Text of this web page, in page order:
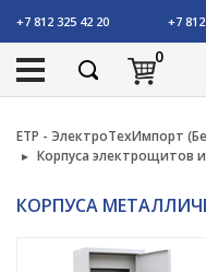
+7 812 325 42 20 +7
0
ETP - ЭлектроТехИмпорт
Корпуса электрощитов и
КОРПУСА